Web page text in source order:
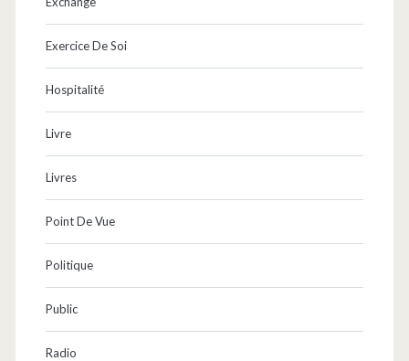
Exercice De Soi
Hospitalité
Livre
Livres
Point De Vue
Politique
Public
Radio